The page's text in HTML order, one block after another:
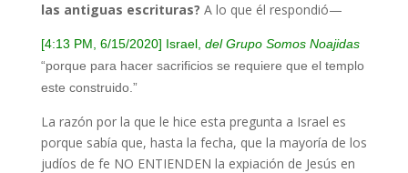
las antiguas escrituras? A lo que él respondió—
[4:13 PM, 6/15/2020] Israel, del Grupo Somos Noajidas
“porque para hacer sacrificios se requiere que el templo
este construido.”
La razón por la que le hice esta pregunta a Israel es
porque sabía que, hasta la fecha, que la mayoría de los
judíos de fe NO ENTIENDEN la expiación de Jesús en